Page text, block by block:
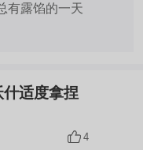
有露馅的一天
适度拿捏
4